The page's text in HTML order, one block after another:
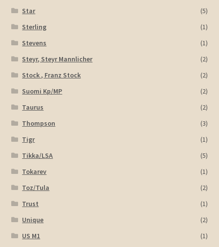
Star
(5)
Sterling
(1)
Stevens
(1)
Steyr, Steyr Mannlicher
(2)
Stock , Franz Stock
(2)
Suomi Kp/MP
(2)
Taurus
(2)
Thompson
(3)
Tigr
(1)
Tikka/LSA
(5)
Tokarev
(1)
Toz/Tula
(2)
Trust
(1)
Unique
(2)
US M1
(1)